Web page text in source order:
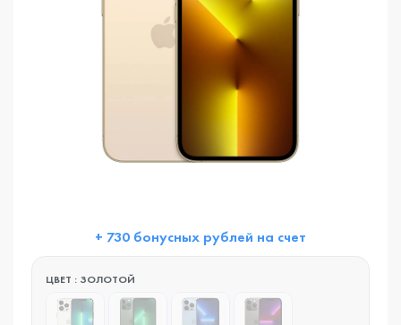
+ 730 бонусных рублей на счет
ЦВЕТ : ЗОЛОТОЙ